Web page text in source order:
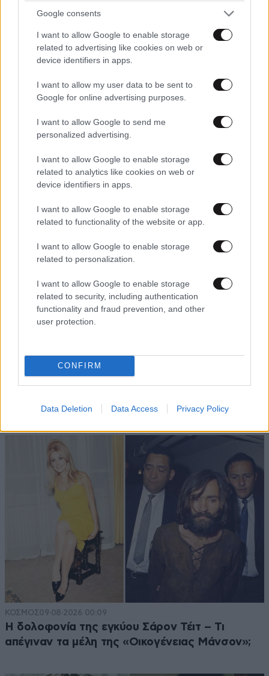
Google consents
I want to allow Google to enable storage
related to advertising like cookies on web or
device identifiers in apps.
I want to allow my user data to be sent to
Google for online advertising purposes.
I want to allow Google to send me
personalized advertising.
I want to allow Google to enable storage
related to analytics like cookies on web or
device identifiers in apps.
I want to allow Google to enable storage
related to functionality of the website or app.
I want to allow Google to enable storage
related to personalization.
I want to allow Google to enable storage
related to security, including authentication
functionality and fraud prevention, and other
user protection.
CONFIRM
Data Deletion Data Access Privacy Policy
ΚΟΣΜΟΣ3 ω. πριν
που φέρεται να βρίσκεται πίσω του – Τι ορίζει ο
όρος Greek Mafia
ΕΛΛΑΔΑ09·08·2026 05:45
ΚΟΣΜΟΣ09·08·2026 00:09
Η δολοφονία της εγκύου Σάρον Τέιτ – Τι
απέγιναν τα μέλη της «Οικογένειας Μάνσον»;